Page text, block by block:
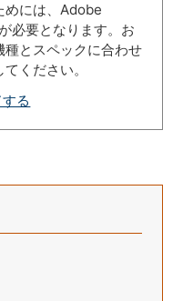
めには、Adobe
必要となります。お
とスペックに合わせ
ください。
る